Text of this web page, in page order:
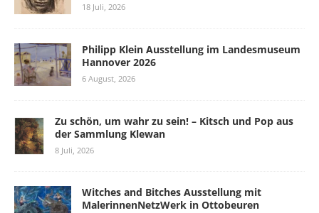
18 Juli, 2026
Philipp Klein Ausstellung im Landesmuseum
Hannover 2026
6 August, 2026
Zu schön, um wahr zu sein! – Kitsch und Pop aus
der Sammlung Klewan
8 Juli, 2026
Witches and Bitches Ausstellung mit
MalerinnenNetzWerk in Ottobeuren